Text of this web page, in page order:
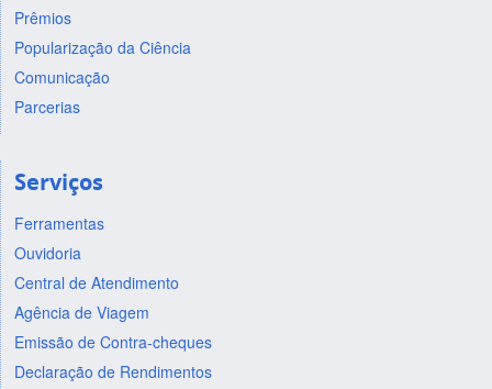
Prêmios
Popularização da Ciência
Comunicação
Parcerias
Serviços
Ferramentas
Ouvidoria
Central de Atendimento
Agência de Viagem
Emissão de Contra-cheques
Declaração de Rendimentos